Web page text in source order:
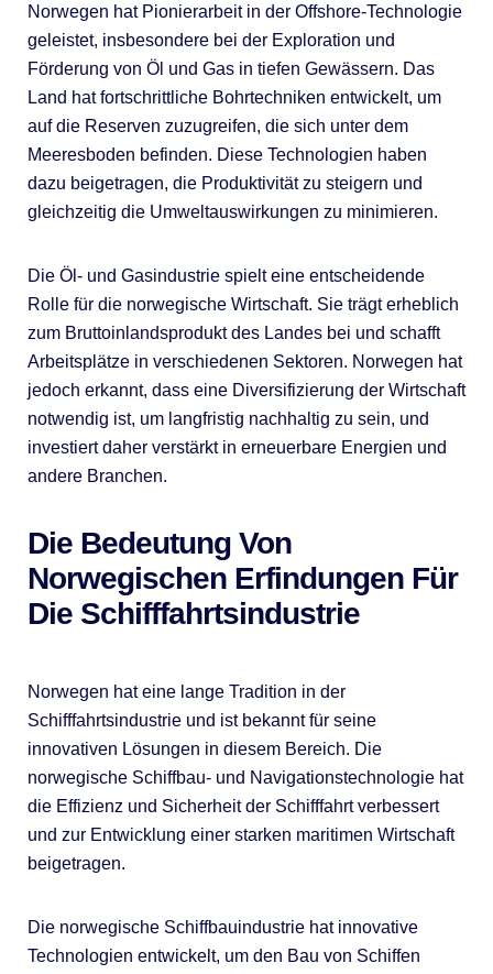
Norwegen hat Pionierarbeit in der Offshore-Technologie
geleistet, insbesondere bei der Exploration und
Förderung von Öl und Gas in tiefen Gewässern. Das
Land hat fortschrittliche Bohrtechniken entwickelt, um
auf die Reserven zuzugreifen, die sich unter dem
Meeresboden befinden. Diese Technologien haben
dazu beigetragen, die Produktivität zu steigern und
gleichzeitig die Umweltauswirkungen zu minimieren.
Die Öl- und Gasindustrie spielt eine entscheidende
Rolle für die norwegische Wirtschaft. Sie trägt erheblich
zum Bruttoinlandsprodukt des Landes bei und schafft
Arbeitsplätze in verschiedenen Sektoren. Norwegen hat
jedoch erkannt, dass eine Diversifizierung der Wirtschaft
notwendig ist, um langfristig nachhaltig zu sein, und
investiert daher verstärkt in erneuerbare Energien und
andere Branchen.
Die Bedeutung Von
Norwegischen Erfindungen Für
Die Schifffahrtsindustrie
Norwegen hat eine lange Tradition in der
Schifffahrtsindustrie und ist bekannt für seine
innovativen Lösungen in diesem Bereich. Die
norwegische Schiffbau- und Navigationstechnologie hat
die Effizienz und Sicherheit der Schifffahrt verbessert
und zur Entwicklung einer starken maritimen Wirtschaft
beigetragen.
Die norwegische Schiffbauindustrie hat innovative
Technologien entwickelt, um den Bau von Schiffen